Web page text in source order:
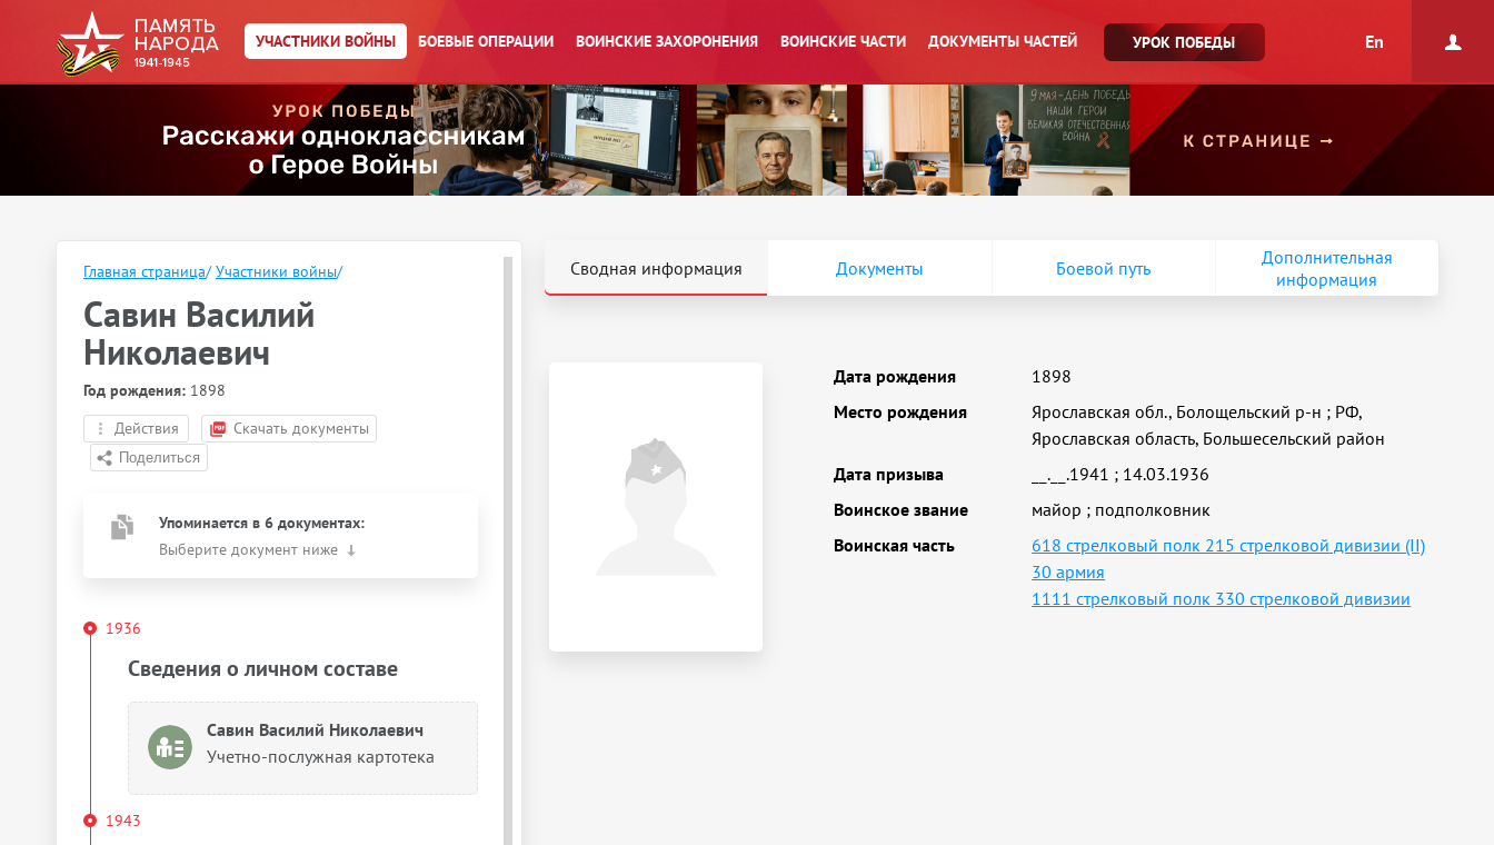
УЧАСТНИКИ ВОЙНЫ БОЕВЫЕ ОПЕРАЦИИ ВОИНСКИЕ ЗАХОРОНЕНИЯ ВОИНСКИЕ ЧАСТИ ДОКУМЕНТЫ ЧАСТЕЙ УРОК ПОБЕДЫ En
Главная страница/ Участники войны/
Савин Василий
Николаевич
Год рождения: 1898
Действия
Скачать документы
Упоминается в 6 документах:
Выберите документ ниже
1936
Сведения о личном составе
Савин Василий Николаевич
Учетно-послужная картотека
1943
Сводная информация Документы Боевой путь
Дополнительная
информация
Дата рождения
1898
Место рождения
Ярославская обл., Болощельский р-н ; РФ,
Ярославская область, Большесельский район
Дата призыва
__.__.1941 ; 14.03.1936
Воинское звание
майор ; подполковник
Воинская часть
618 стрелковый полк 215 стрелковой дивизии (II)
30 армия
1111 стрелковый полк 330 стрелковой дивизии